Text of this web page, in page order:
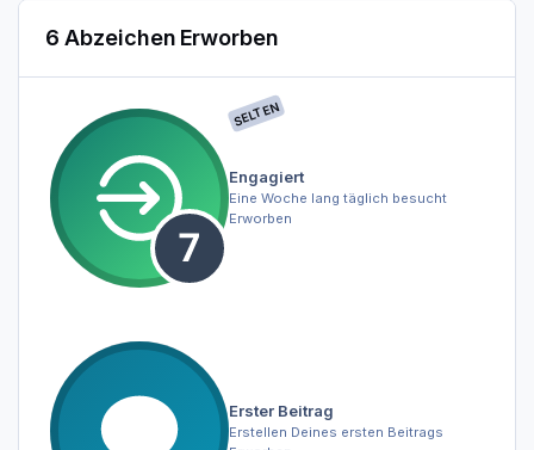
6 Abzeichen Erworben
SELTEN
Engagiert
Eine Woche lang täglich besucht
Erworben
Erster Beitrag
Erstellen Deines ersten Beitrags